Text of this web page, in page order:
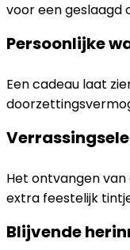
voor een geslaagd
Persoonlijke
Een cadeau laat
Het ontvangen
extra feestelijk
Blijvende